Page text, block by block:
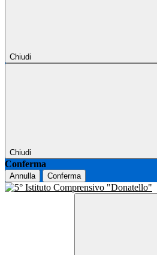
Chiudi
Chiudi
Conferma
Annulla Conferma